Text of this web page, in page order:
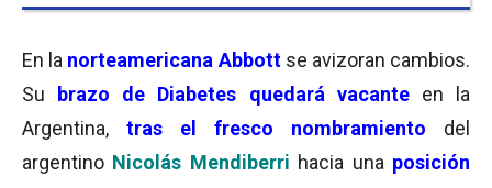
En la norteamericana Abbottse avizoran cambios.
Su
brazo de Diabetes quedará vacanteen la
Argentina, tras el fresco nombramiento del
argentino Nicolás Mendiberri hacia una posición